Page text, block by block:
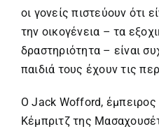
οι γονείς πιστεύουν ότι
την οικογένεια – τα
δραστηριότητα – είναι
παιδιά τους έχουν τις
Ο Jack Wofford, έμπειρος
Κέμπριτζ της